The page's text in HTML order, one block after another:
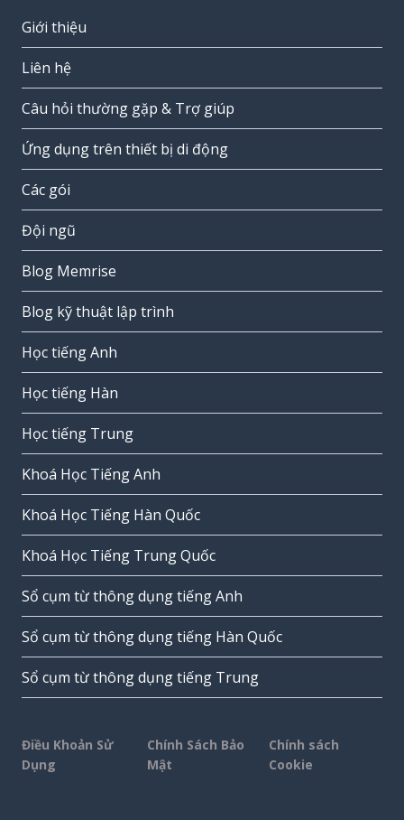
Giới thiệu
Liên hệ
Câu hỏi thường gặp & Trợ giúp
Ứng dụng trên thiết bị di động
Các gói
Đội ngũ
Blog Memrise
Blog kỹ thuật lập trình
Học tiếng Anh
Học tiếng Hàn
Học tiếng Trung
Khoá Học Tiếng Anh
Khoá Học Tiếng Hàn Quốc
Khoá Học Tiếng Trung Quốc
Sổ cụm từ thông dụng tiếng Anh
Sổ cụm từ thông dụng tiếng Hàn Quốc
Sổ cụm từ thông dụng tiếng Trung
Điều Khoản Sử
Dụng
Chính Sách Bảo
Mật
Chính sách
Cookie